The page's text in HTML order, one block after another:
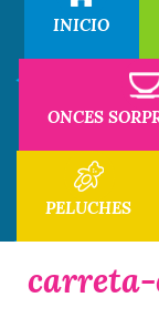
INICIO
ONCES
PELUCHES